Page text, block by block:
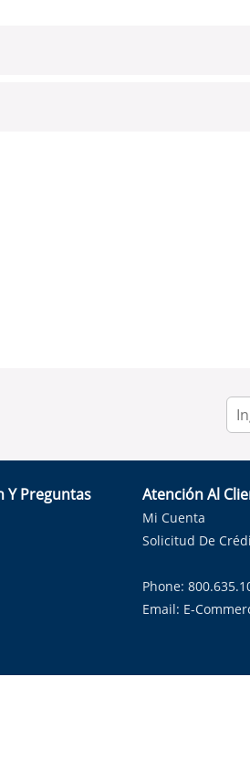
Y Preguntas
Atención Al
Mi Cuenta
Solicitud De
Phone:
Email: E-